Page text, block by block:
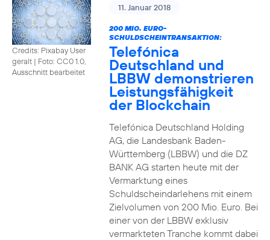
Credits: Pixabay User
geralt | Foto: CC0 1.0,
Ausschnitt bearbeitet
11. Januar 2018
200 MIO. EURO-
SCHULDSCHEINTRANSAKTION:
Telefónica
Deutschland und
LBBW demonstrieren
Leistungsfähigkeit
der Blockchain
Telefónica Deutschland Holding
AG, die Landesbank Baden-
Württemberg (LBBW) und die DZ
BANK AG starten heute mit der
Vermarktung eines
Schuldscheindarlehens mit einem
Zielvolumen von 200 Mio. Euro. Bei
einer von der LBBW exklusiv
vermarkteten Tranche kommt dabei